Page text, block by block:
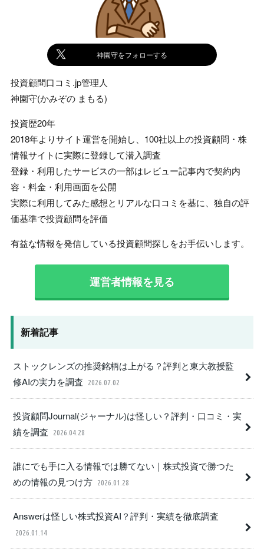
神園守をフォローする
投資顧問口コミ.jp管理人
神園守(かみぞの まもる)
投資歴20年
2018年よりサイト運営を開始し、100社以上の投資顧問・株
情報サイトに実際に登録して潜入調査
登録・利用したサービスの一部はレビュー記事内で契約内
容・料金・利用画面を公開
実際に利用してみた感想とリアルな口コミを基に、独自の評
価基準で投資顧問を評価
有益な情報を発信している投資顧問探しをお手伝いします。
運営者情報を見る
新着記事
ストックレンズの推奨銘柄は上がる？評判と東大教授監
修AIの実力を調査
2026.07.02
投資顧問Journal(ジャーナル)は怪しい？評判・口コミ・実
績を調査
2026.04.28
誰にでも手に入る情報では勝てない｜株式投資で勝つた
めの情報の見つけ方 2026.01.28
Answerは怪しい株式投資AI？評判・実績を徹底調査
2026.01.14